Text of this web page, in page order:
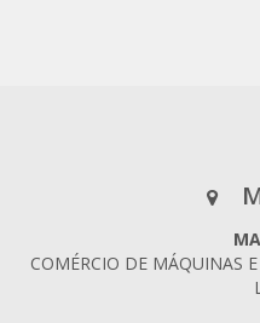
COMÉRCIO DE MÁQUINAS